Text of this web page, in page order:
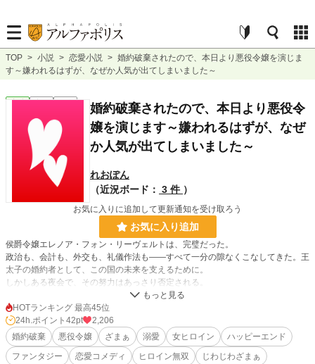
TOP > 小説 > 恋愛小説 > 婚約破棄されたので、本日より悪役令嬢を演じま
す～嫌われるはずが、なぜか人気が出てしまいました～
恋愛 完結 短編
婚約破棄されたので、本日より悪役令
嬢を演じます～嫌われるはずが、なぜ
か人気が出てしまいました～
れおぽん
（近況ボード： 3 件 ）
お気に入りに追加して更新通知を受け取ろう
お気に入り追加
侯爵令嬢エレノア・フォン・リーヴェルトは、完璧だった。
政治も、会計も、外交も、礼儀作法も——すべて一分の隙なくこなしてきた。王
太子の婚約者として、この国の未来を支えるために。
しかしある夜会で、その努力はあっさり否定される。
「君のような冷たい女とは、結婚できない」
婚約破棄。七年間の献身が、たった一言で終わった。
帰宅したエレノアは、涙をぬぐい——本棚から一冊の本を取り出した。
『伝説の悪女たち 完全読本』
そして鏡に向かい、静かに宣言する。
「……よろしい。ならば完璧な悪役令嬢になってみせましょう」
HOTランキング 最高45位
24h.ポイント 42pt
2,206
婚約破棄
悪役令嬢 ざまぁ 溺愛 女ヒロイン
ハッピーエンド
ファンタジー
恋愛コメディ ヒロイン無双 じわじわざまぁ